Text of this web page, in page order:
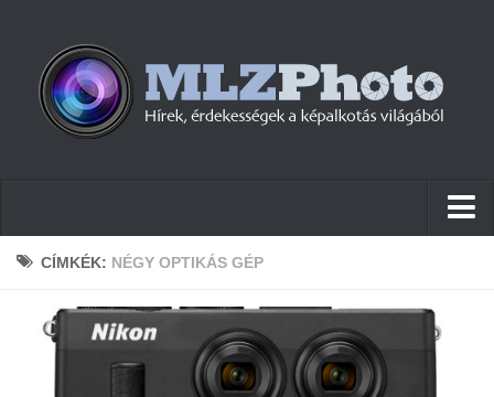
Hírek
Cikkek
Szoftver
CÍMKÉK: NÉGY OPTIKÁS GÉP